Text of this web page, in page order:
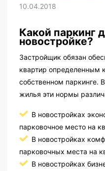
10.04.2018
Какой паркинг
новостройке?
Застройщик обязан
квартир определенным
собственном паркинге.
жилья эти нормы
В новостройках
парковочное место на
В новостройках
парковочных места на
В новостройках